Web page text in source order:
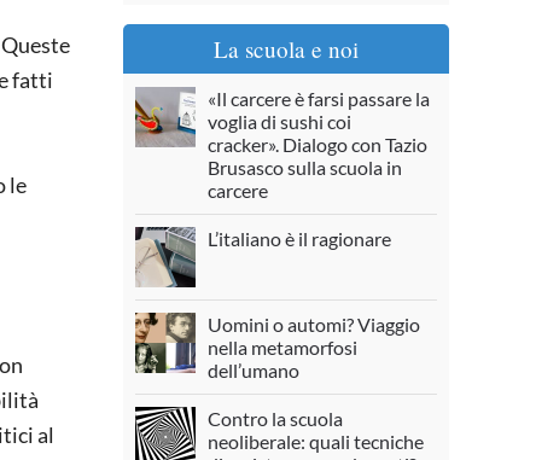
fatti
le
al
La scuola e noi
«Il carcere è farsi passare la
voglia di sushi coi
cracker». Dialogo con Tazio
Brusasco sulla scuola in
carcere
L’italiano è il ragionare
Uomini o automi? Viaggio
nella metamorfosi
dell’umano
Contro la scuola
neoliberale: quali tecniche